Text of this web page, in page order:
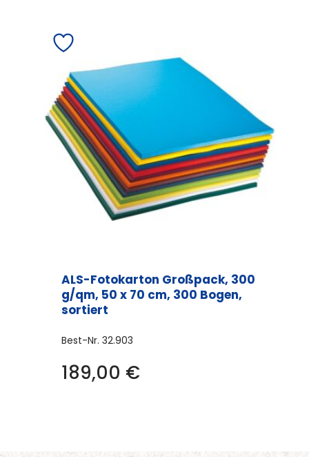
auf.
der
Produktseite
gewählt
werden
ALS-Fotokarton Großpack, 300
g/qm, 50 x 70 cm, 300 Bogen,
sortiert
Best-Nr. 32.903
189,00 €